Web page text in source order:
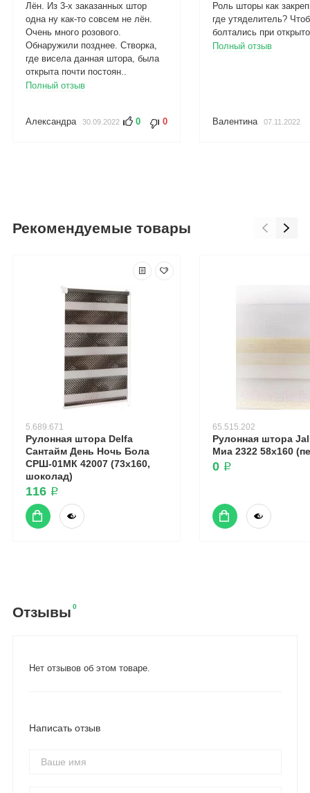
Лён. Из 3-х заказанных штор
одна ну как-то совсем не лён.
Очень много розового.
Обнаружили позднее. Створка,
где висела данная штора, была
открыта почти постоян..
Полный отзыв
Александра 30.09.2022 0 0
Роль шторы как
где утяделитель?
болтались при
Полный отзыв
Валентина 07.11.2022
Рекомендуемые товары
5.689.671
Рулонная штора Delfa
Сантайм День Ночь Бола
СРШ-01МК 42007 (73x160,
шоколад)
116 ₽
65.515.202
Рулонная штора
Миа 2322 58x160
0 ₽
Отзывы 0
Нет отзывов об этом товаре.
Написать отзыв